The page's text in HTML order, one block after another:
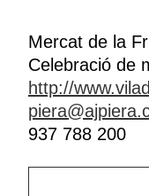
Mercat de la
Celebració de
http://
937 788 200